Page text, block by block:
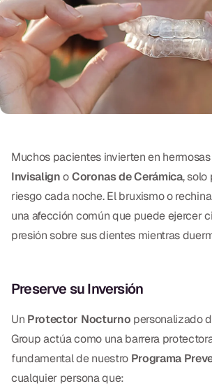
Exámenes Orales
Tratamiento Periodontal
Programa Preventivo
Tratamiento de Conducto
RESTAURATIVO
All-on-4
Puentes Dentales
Empastes Dentales
Dentaduras
Implantes Dentales
Muchos pacientes invierten en hermosas
InvisalignoCoronas de Cerámica, solo
riesgo cada noche. El bruxismo o
una afección común que puede ejercer
presión sobre sus dientes mientras
Preserve su Inversión
Un Protector Nocturno personalizado
Group actúa como una barrera
fundamental de nuestro Programa
cualquier persona que: